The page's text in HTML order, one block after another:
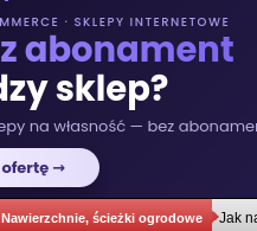
Nawierzchnie, ścieżki ogrodowe Jak